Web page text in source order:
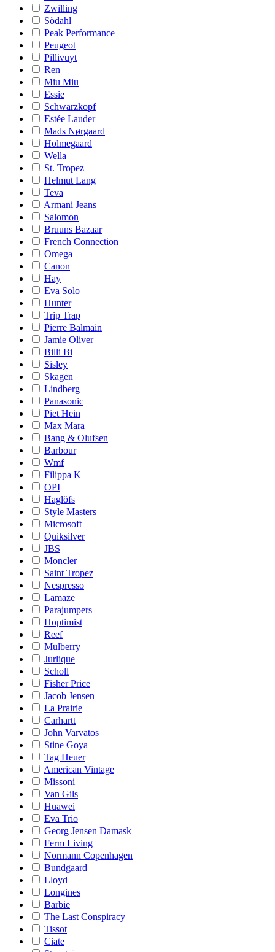
Zwilling
Södahl
Peak Performance
Peugeot
Pillivuyt
Ren
Miu Miu
Essie
Schwarzkopf
Estée Lauder
Mads Nørgaard
Holmegaard
Wella
St. Tropez
Helmut Lang
Teva
Armani Jeans
Salomon
Bruuns Bazaar
French Connection
Omega
Canon
Hay
Eva Solo
Hunter
Trip Trap
Pierre Balmain
Jamie Oliver
Billi Bi
Sisley
Skagen
Lindberg
Panasonic
Piet Hein
Max Mara
Bang & Olufsen
Barbour
Wmf
Filippa K
OPI
Haglöfs
Style Masters
Microsoft
Quiksilver
JBS
Moncler
Saint Tropez
Nespresso
Lamaze
Parajumpers
Hoptimist
Reef
Mulberry
Jurlique
Scholl
Fisher Price
Jacob Jensen
La Prairie
Carhartt
John Varvatos
Stine Goya
Tag Heuer
American Vintage
Missoni
Van Gils
Huawei
Eva Trio
Georg Jensen Damask
Ferm Living
Normann Copenhagen
Bundgaard
Lloyd
Longines
Barbie
The Last Conspiracy
Tissot
Ciate